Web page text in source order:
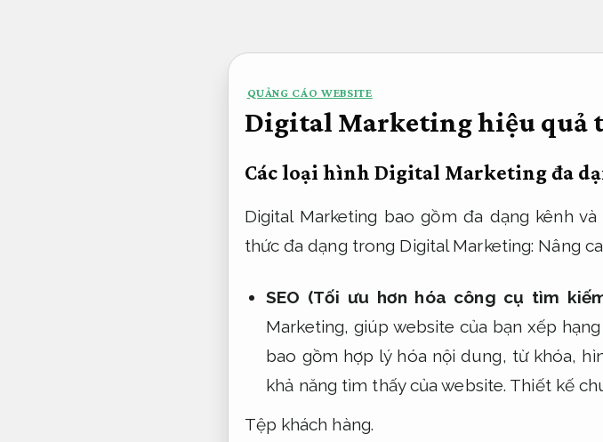
QUẢNG CÁO WEBSITE
Digital Marketing hiệu quả
Các loại hình Digital Marketing đa
Digital Marketing bao gồm đa dạng kênh
thức đa dạng trong Digital Marketing: Nâng
SEO (Tối ưu hơn hóa công cụ tìm
Marketing, giúp website của bạn xếp
bao gồm hợp lý hóa nội dung, từ khóa,
khả năng tìm thấy của website. Thiết kế
Tệp khách hàng.